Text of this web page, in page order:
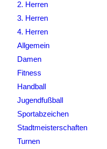
2. Herren
3. Herren
4. Herren
Allgemein
Damen
Fitness
Handball
Jugendfußball
Sportabzeichen
Stadtmeisterschaften
Turnen